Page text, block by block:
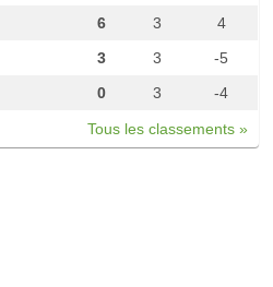
6 3
4
3 3
-5
0 3 -4
Tous les classements »